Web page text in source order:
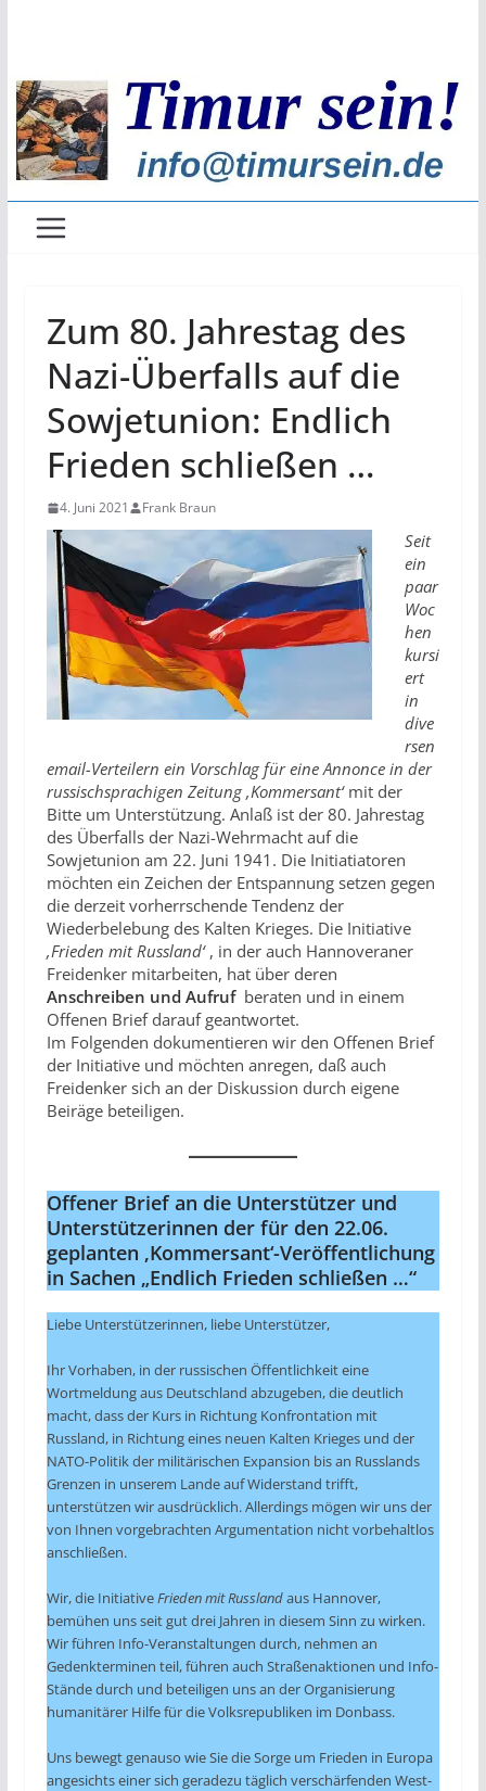
Zum 80. Jahrestag des
Nazi-Überfalls auf die
Sowjetunion: Endlich
Frieden schließen …
4. Juni 2021 Frank Braun
Seit
ein
paar
Woc
hen
kursi
ert
in
dive
rsen
email-Verteilern ein Vorschlag für eine Annonce in der
russischsprachigen Zeitung ‚Kommersant‘mit der
Bitte um Unterstützung. Anlaß ist der 80. Jahrestag
des Überfalls der Nazi-Wehrmacht auf die
Sowjetunion am 22. Juni 1941. Die Initiatiatoren
möchten ein Zeichen der Entspannung setzen gegen
die derzeit vorherrschende Tendenz der
Wiederbelebung des Kalten Krieges. Die Initiative
‚Frieden mit Russland‘, in der auch Hannoveraner
Freidenker mitarbeiten, hat über deren
Anschreiben und Aufruf beraten und in einem
Offenen Brief darauf geantwortet.
Im Folgenden dokumentieren wir den Offenen Brief
der Initiative und möchten anregen, daß auch
Freidenker sich an der Diskussion durch eigene
Beiräge beteiligen.
Offener Brief an die Unterstützer und
Unterstützerinnen der für den 22.06.
geplanten ‚Kommersant‘-Veröffentlichung
in Sachen „Endlich Frieden schließen …“
Liebe Unterstützerinnen, liebe Unterstützer,
Ihr Vorhaben, in der russischen Öffentlichkeit eine
Wortmeldung aus Deutschland abzugeben, die deutlich
macht, dass der Kurs in Richtung Konfrontation mit
Russland, in Richtung eines neuen Kalten Krieges und der
NATO-Politik der militärischen Expansion bis an Russlands
Grenzen in unserem Lande auf Widerstand trifft,
unterstützen wir ausdrücklich. Allerdings mögen wir uns der
von Ihnen vorgebrachten Argumentation nicht vorbehaltlos
anschließen.
Wir, die InitiativeFrieden mit Russlandaus Hannover,
bemühen uns seit gut drei Jahren in diesem Sinn zu wirken.
Wir führen Info-Veranstaltungen durch, nehmen an
Gedenkterminen teil, führen auch Straßenaktionen und Info-
Stände durch und beteiligen uns an der Organisierung
humanitärer Hilfe für die Volksrepubliken im Donbass.
Uns bewegt genauso wie Sie die Sorge um Frieden in Europa
angesichts einer sich geradezu täglich verschärfenden West-